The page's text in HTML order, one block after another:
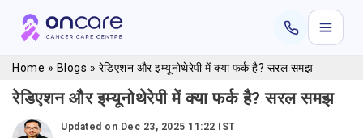
Home » Blogs » रेडिएशन और इम्यूनोथेरेपी में क्या फर्क है? सरल समझ
रेडिएशन और इम्यूनोथेरेपी में क्या फर्क है? सरल समझ
Updated on Dec 23, 2025 11:22 IST